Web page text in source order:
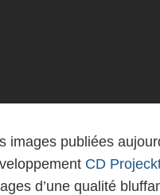
images publiées
CD
d’une qualité